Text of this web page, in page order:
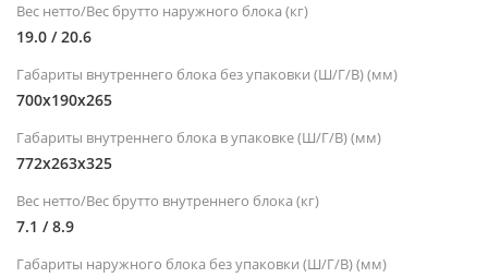
Вес нетто/Вес брутто наружного блока (кг)
19.0 / 20.6
Габариты внутреннего блока без упаковки (Ш/Г/В) (мм)
700х190х265
Габариты внутреннего блока в упаковке (Ш/Г/В) (мм)
772x263x325
Вес нетто/Вес брутто внутреннего блока (кг)
7.1 / 8.9
Габариты наружного блока без упаковки (Ш/Г/В) (мм)